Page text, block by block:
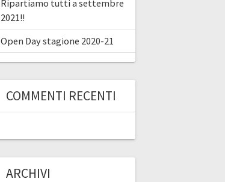
Ripartiamo tutti a settembre
2021!!
Open Day stagione 2020-21
COMMENTI RECENTI
ARCHIVI